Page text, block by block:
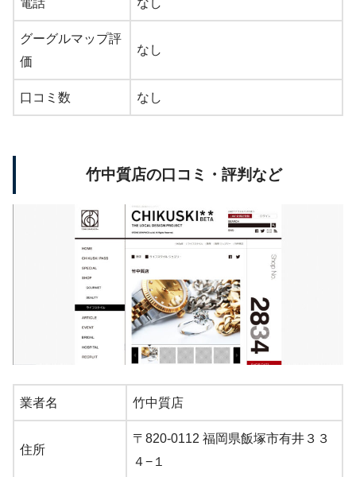
電話 なし
グーグルマップ評
価
なし
口コミ数 なし
竹中質店の口コミ・評判など
業者名 竹中質店
住所
〒820-0112 福岡県飯塚市有井３３
４−１